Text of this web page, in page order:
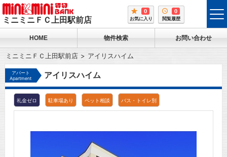
ミニミニＦＣ上田駅前店
0
お気に入り
0
閲覧履歴
HOME 物件検索 お問い合わせ
ミニミニＦＣ上田駅前店 アイリスハイム
アパート
Apartment
アイリスハイム
礼金ゼロ 駐車場あり ペット相談 バス・トイレ別